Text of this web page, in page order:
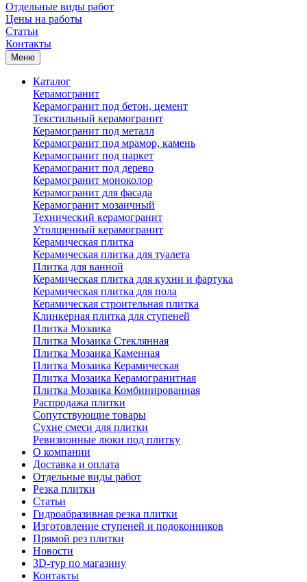
Отдельные виды работ
Цены на работы
Статьи
Контакты
Меню
Каталог
Керамогранит
Керамогранит под бетон, цемент
Текстильный керамогранит
Керамогранит под металл
Керамогранит под мрамор, камень
Керамогранит под паркет
Керамогранит под дерево
Керамогранит моноколор
Керамогранит для фасада
Керамогранит мозаичный
Технический керамогранит
Утолщенный керамогранит
Керамическая плитка
Керамическая плитка для туалета
Плитка для ванной
Керамическая плитка для кухни и фартука
Керамическая плитка для пола
Керамическая строительная плитка
Клинкерная плитка для ступеней
Плитка Мозаика
Плитка Мозаика Стеклянная
Плитка Мозаика Каменная
Плитка Мозаика Керамическая
Плитка Мозаика Керамогранитная
Плитка Мозаика Комбинированная
Распродажа плитки
Сопутствующие товары
Сухие смеси для плитки
Ревизионные люки под плитку
О компании
Доставка и оплата
Отдельные виды работ
Резка плитки
Статьи
Гидроабразивная резка плитки
Изготовление ступеней и подоконников
Прямой рез плитки
Новости
3D-тур по магазину
Контакты